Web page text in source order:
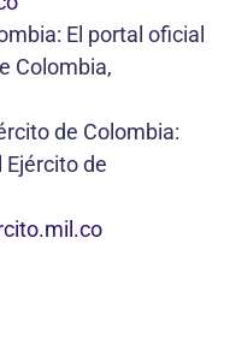
El portal oficial
Colombia,
de Colombia:
Ejército de